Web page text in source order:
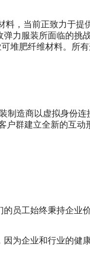
料，当前正致力于提
力服装所面临的挑
堆肥纤维材料。所
制造商以虚拟身份连
户群建立全新的互动
员工始终秉持企业
为企业和行业的健